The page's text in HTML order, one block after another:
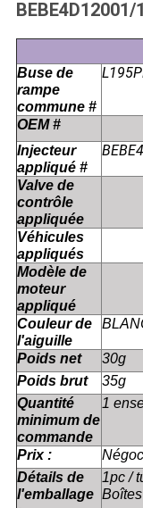
Buse de
rampe
commune #
OEM #
Injecteur
appliqué #
Valve de
contrôle
appliquée
Véhicules
appliqués
Modèle de
moteur
appliqué
Couleur de
l'aiguille
Poids net
30g
Poids brut
35g
Quantité
minimum de
commande
1
Prix :
Détails de
l'emballage
1pc /